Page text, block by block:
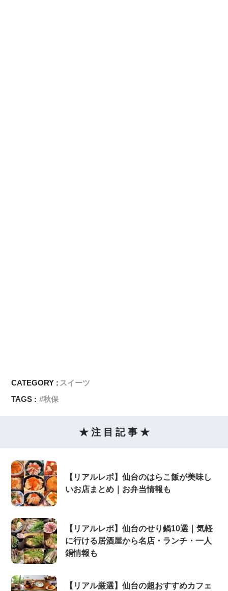
CATEGORY : スイーツ
TAGS :
秋保
★ 注 目 記 事 ★
【リアルレポ】仙台のはらこ飯が美味し
いお店まとめ｜お弁当情報も
【リアルレポ】仙台のせり鍋10選｜気軽
に行ける居酒屋から名店・ランチ・一人
鍋情報も
【リアル厳選】仙台の超おすすめカフェ